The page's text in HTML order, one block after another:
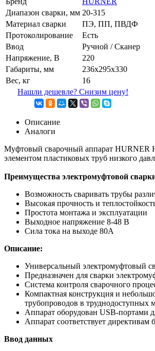
Диапазон сварки, мм 20-315
Материал сварки
ПЭ, ПП, ПВДФ
Протоколирование
Есть
Ввод
Ручной / Сканер
Напряжение, В
220
Габариты, мм
236x295x330
Вес, кг
16
Нашли дешевле? Снизим цену!
Описание
Аналоги
Муфтовый сварочный аппарат HURNER
элементом пластиковых труб низкого
Преимущества электромуфтовой
Возможность сваривать трубы
Высокая прочность и
Простота монтажа и эксплуатации
Выходное напряжение 8-48 В
Сила тока на выходе 80A
Описание:
Универсальный электромуфтовый
Предназначен для сварки
Система контроля сварочного
Компактная конструкция и
трубопроводов в труднодоступных
Аппарат оборудован USB-портами
Аппарат соответствует
Ввод данных